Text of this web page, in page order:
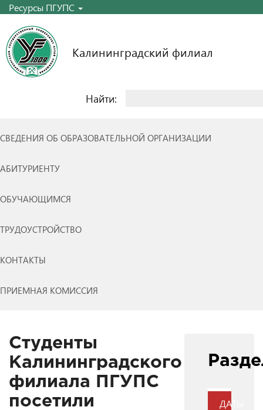
Ресурсы ПГУПС
Калининградский филиал
Найти:
СВЕДЕНИЯ ОБ ОБРАЗОВАТЕЛЬНОЙ ОРГАНИЗАЦИИ
АБИТУРИЕНТУ
ОБУЧАЮЩИМСЯ
ТРУДОУСТРОЙСТВО
КОНТАКТЫ
ПРИЕМНАЯ КОМИССИЯ
Студенты
Калининградского
филиала ПГУПС
посетили
ДАТЫ